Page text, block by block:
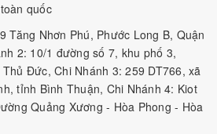
quốc
Tăng Nhơn Phú, Phước Long B, Quận
2: 10/1 đường số 7, khu phố 3,
Đức, Chi Nhánh 3: 259 DT766, xã
tỉnh Bình Thuận, Chi Nhánh 4: Kiot
Quảng Xương - Hòa Phong - Hòa